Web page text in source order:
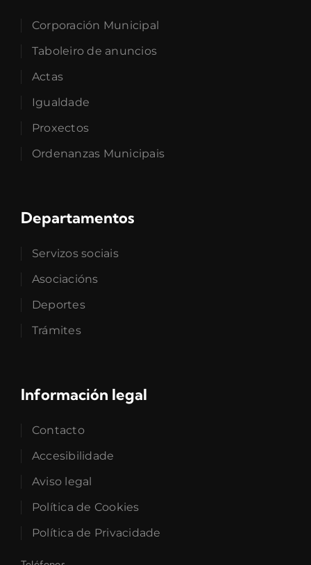
Corporación Municipal
Taboleiro de anuncios
Actas
Igualdade
Proxectos
Ordenanzas Municipais
Departamentos
Servizos sociais
Asociacións
Deportes
Trámites
Información legal
Contacto
Accesibilidade
Aviso legal
Política de Cookies
Política de Privacidade